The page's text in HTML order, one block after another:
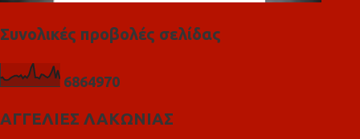
Συνολικές προβολές σελίδας
6864970
ΑΓΓΕΛΙΕΣ ΛΑΚΩΝΙΑΣ